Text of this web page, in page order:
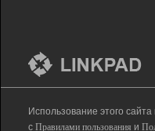
Использование этого
с Правилами пользования и